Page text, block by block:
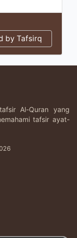
by Tafsirq
Al-Quran yang
tafsir ayat-